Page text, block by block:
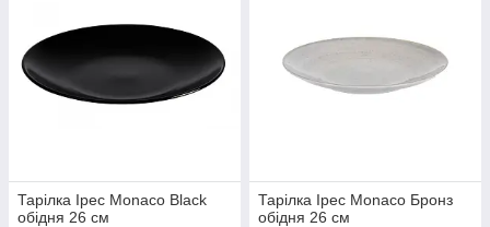
Тарілка Ipec Monaco Black
обідня 26 см
Тарілка Ipec Monaco Бронз
обідня 26 см